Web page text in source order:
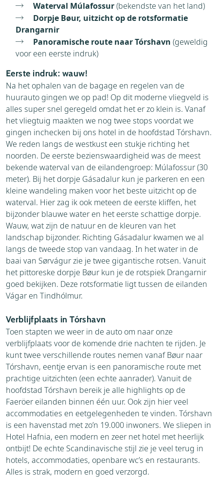
Waterval Múlafossur(bekendste van het land)
Dorpje Bøur, uitzicht op de rotsformatie
Drangarnir
Panoramische route naar Tórshavn (geweldig
voor een eerste indruk)
Eerste indruk: wauw!
Na het ophalen van de bagage en regelen van de
huurauto gingen we op pad! Op dit moderne vliegveld is
alles super snel geregeld omdat het er zo klein is. Vanaf
het vliegtuig maakten we nog twee stops voordat we
gingen inchecken bij ons hotel in de hoofdstad Tórshavn.
We reden langs de westkust een stukje richting het
noorden. De eerste bezienswaardigheid was de meest
bekende waterval van de eilandengroep: Múlafossur (30
meter). Bij het dorpje Gásadalur kun je parkeren en een
kleine wandeling maken voor het beste uitzicht op de
waterval. Hier zag ik ook meteen de eerste kliffen, het
bijzonder blauwe water en het eerste schattige dorpje.
Wauw, wat zijn de natuur en de kleuren van het
landschap bijzonder. Richting Gásadalur kwamen we al
langs de tweede stop van vandaag. In het water in de
baai van Sørvágur zie je twee gigantische rotsen. Vanuit
het pittoreske dorpje Bøur kun je de rotspiek Drangarnir
goed bekijken. Deze rotsformatie ligt tussen de eilanden
Vágar en Tindhólmur.
Verblijfplaats in Tórshavn
Toen stapten we weer in de auto om naar onze
verblijfplaats voor de komende drie nachten te rijden. Je
kunt twee verschillende routes nemen vanaf Bøur naar
Tórshavn, eentje ervan is een panoramische route met
prachtige uitzichten (een echte aanrader). Vanuit de
hoofdstad Tórshavn bereik je alle highlights op de
Faeröer eilanden binnen één uur. Ook zijn hier veel
accommodaties en eetgelegenheden te vinden. Tórshavn
is een havenstad met zo’n 19.000 inwoners. We sliepen in
Hotel Hafnia, een modern en zeer net hotel met heerlijk
ontbijt! De echte Scandinavische stijl zie je veel terug in
hotels, accommodaties, openbare wc’s en restaurants.
Alles is strak, modern en goed verzorgd.